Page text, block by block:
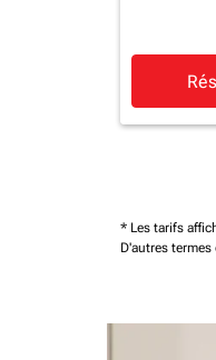
* Les tarifs
D'autres